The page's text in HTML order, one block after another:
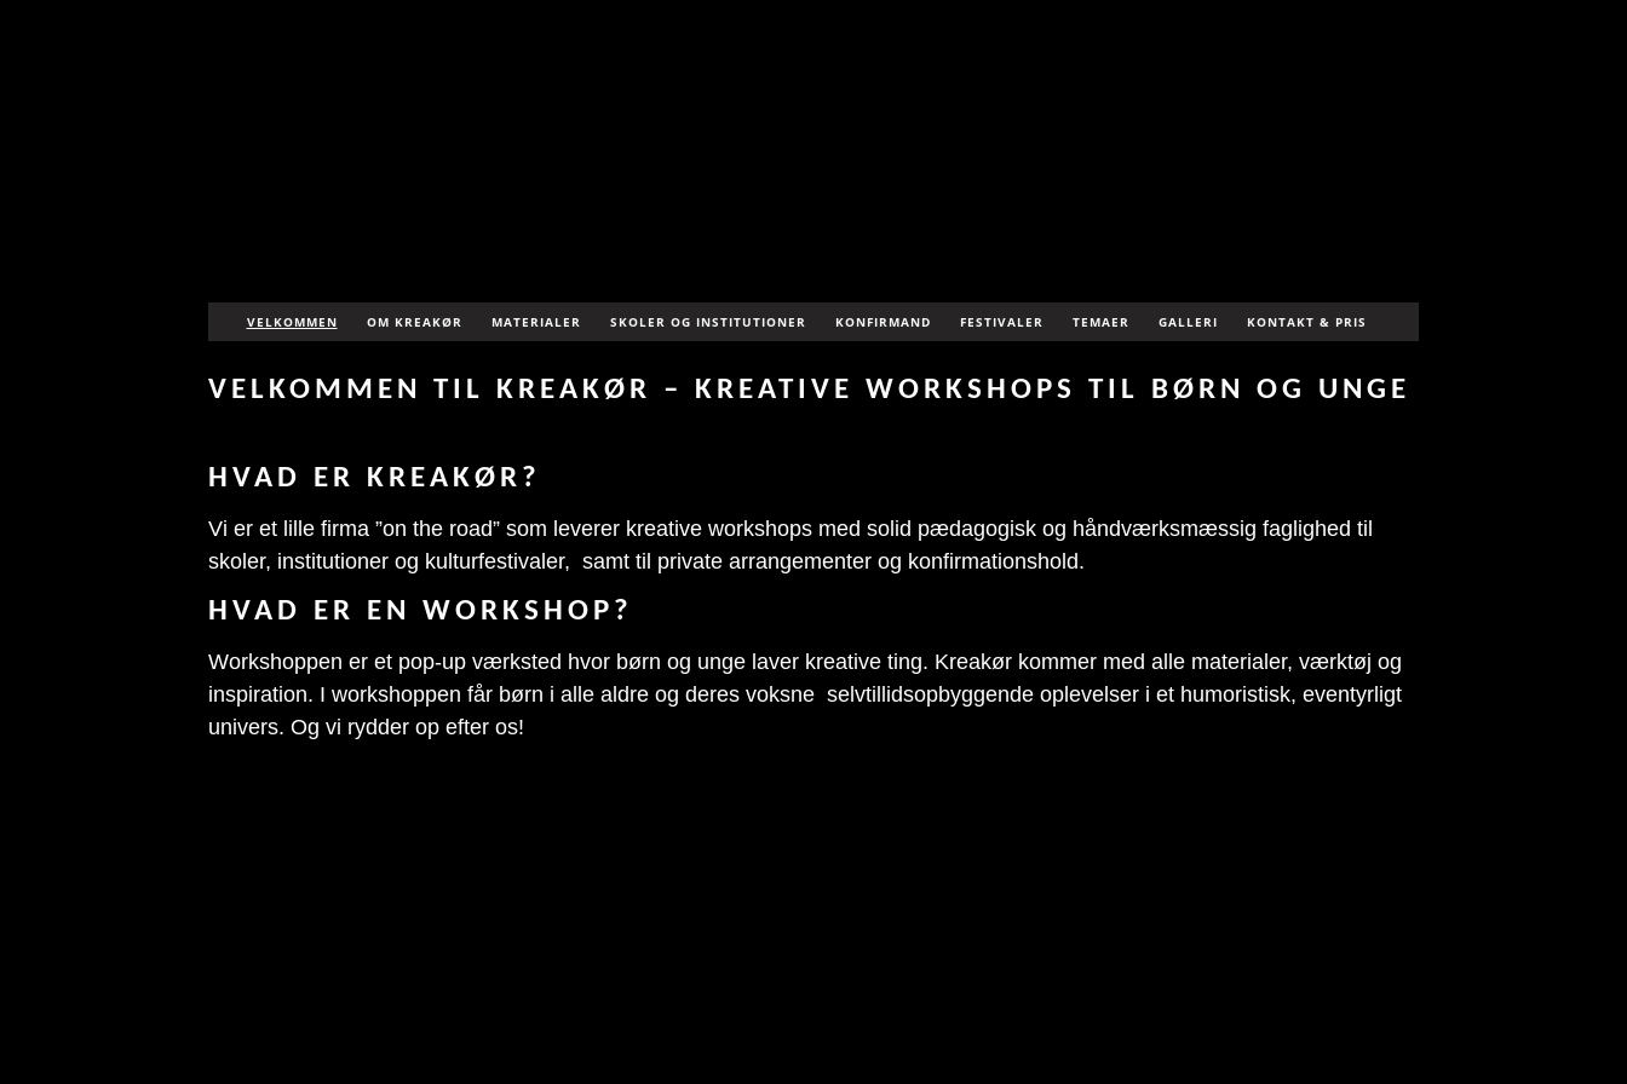
VELKOMMEN OM KREAKØR MATERIALER SKOLER OG INSTITUTIONER KONFIRMAND FESTIVALER TEMAER GALLERI KONTAKT & PRIS
VELKOMMEN TIL KREAKØR – KREATIVE WORKSHOPS TIL BØRN OG UNGE
HVAD ER KREAKØR?
Vi er et lille firma ”on the road” som leverer kreative workshops med solid pædagogisk og håndværksmæssig faglighed til
skoler, institutioner og kulturfestivaler, samt til private arrangementer og konfirmationshold.
HVAD ER EN WORKSHOP?
Workshoppen er et pop-up værksted hvor børn og unge laver kreative ting. Kreakør kommer med alle materialer, værktøj og
inspiration. I workshoppen får børn i alle aldre og deres voksne selvtillidsopbyggende oplevelser i et humoristisk, eventyrligt
univers. Og vi rydder op efter os!